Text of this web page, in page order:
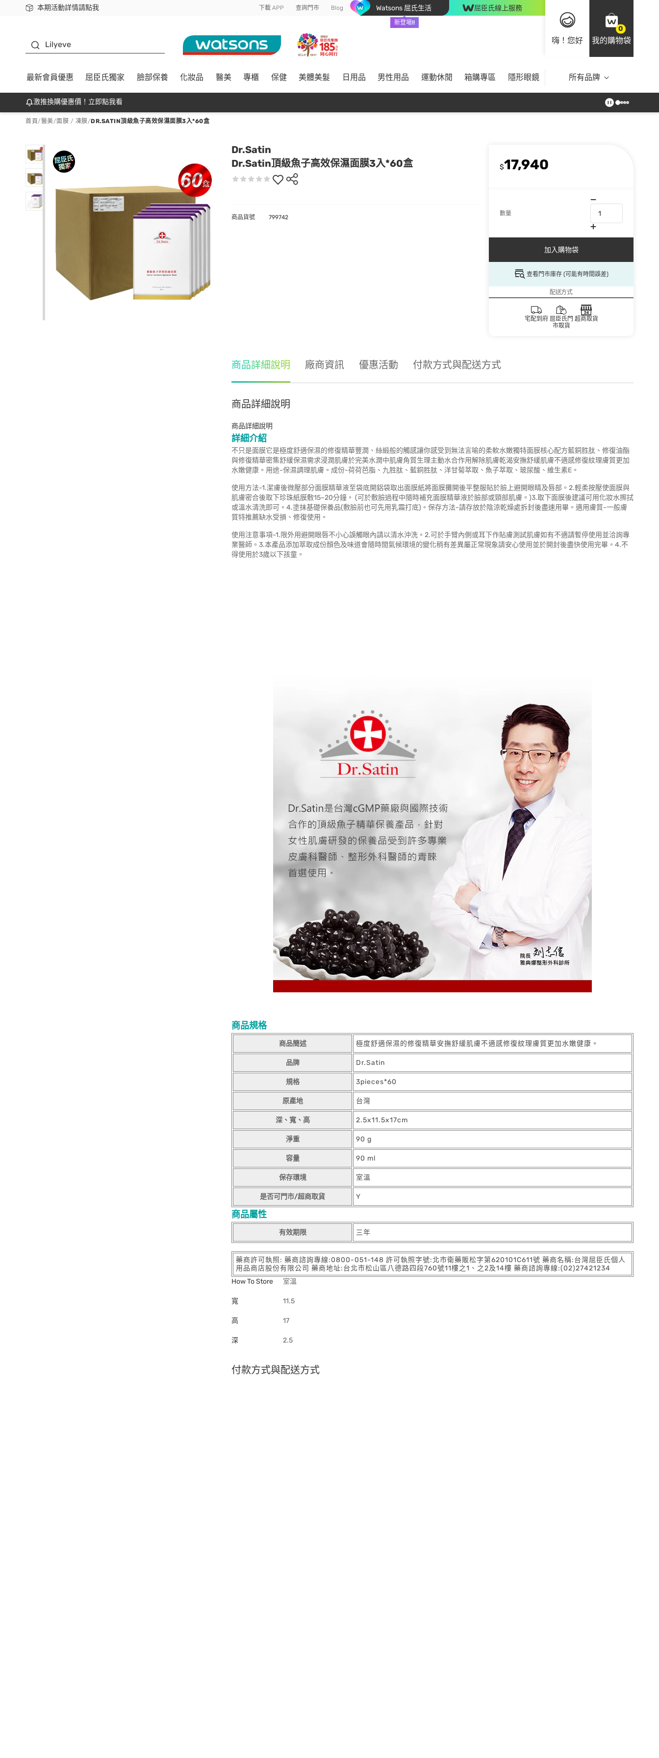
本期活動詳情請點我
下載app最高回饋$350 下載 APP 查詢門市 Blog Watsons 屈氏生活
新登場!!
屈臣氏線上服務
嗨！您好
0
我的購物袋
Lilyeve
最新會員優惠 屈臣氏獨家 臉部保養 化妝品 醫美 專櫃 保健 美體美髮 日用品 男性用品 運動休閒 箱購專區 隱形眼鏡 所有品牌
激推換購優惠價！立即點我看
首頁/醫美/面膜 / 凍膜/DR.SATIN頂級魚子高效保濕面膜3入*60盒
Dr.Satin
Dr.Satin頂級魚子高效保濕面膜3入*60盒
$17,940
數量
加入購物袋
查看門市庫存 (可能有時間誤差)
配送方式
宅配到府 屈臣氏門
市取貨
超商取貨
商品貨號 799742
商品詳細說明 廠商資訊 優惠活動 付款方式與配送方式
商品詳細說明
商品詳細說明
詳細介紹
不只是面膜它是極度舒適保濕的修復精華豐潤、絲緞般的觸感讓你感受到無法言喻的柔軟水嫩獨特面膜核心配方藍銅胜肽、修復油酯
與修復精華密集舒緩保濕需求浸潤肌膚於完美水潤中肌膚角質生理主動水合作用解除肌膚乾渴安撫舒緩肌膚不適感修復紋理膚質更加
水嫩健康。用途-保濕調理肌膚。成份-荷荷芭脂、九胜肽、藍銅胜肽、洋甘菊萃取、魚子萃取、玻尿酸、維生素E。
使用方法-1.潔膚後微壓部分面膜精華液至袋底開鋁袋取出面膜紙將面膜攤開後平整服貼於臉上避開眼睛及唇部。2.輕柔按壓使面膜與
肌膚密合後取下珍珠紙膜敷15~20分鐘。 (可於敷臉過程中隨時補充面膜精華液於臉部或頸部肌膚。)3.取下面膜後建議可用化妝水擦拭
或溫水清洗即可。4.塗抹基礎保養品(敷臉前也可先用乳霜打底)。保存方法-請存放於陰涼乾燥處拆封後盡速用畢。適用膚質-一般膚
質特推薦缺水受損、修復使用。
使用注意事項-1.限外用避開眼唇不小心誤觸眼內請以清水沖洗。2.可於手臂內側或耳下作貼膚測試肌膚如有不適請暫停使用並洽詢專
業醫師。3.本產品添加萃取成份顏色及味道會隨時間氣候環境的變化稍有差異屬正常現象請安心使用並於開封後盡快使用完畢。4.不
得使用於3歲以下孩童。
商品規格
商品簡述 極度舒適保濕的修復精華安撫舒緩肌膚不適感修復紋理膚質更加水嫩健康。
品牌 Dr.Satin
規格 3pieces*60
原產地 台灣
深、寬、高 2.5x11.5x17cm
淨重 90 g
容量 90 ml
保存環境 室溫
是否可門市/超商取貨 Y
商品屬性
有效期限 三年
藥商許可執照: 藥商諮詢專線:0800-051-148 許可執照字號:北市衛藥販松字第620101C611號 藥商名稱:台灣屈臣氏個人
用品商店股份有限公司 藥商地址:台北市松山區八德路四段760號11樓之1、之2及14樓 藥商諮詢專線:(02)27421234
How To Store
室溫
寬 11.5
高 17
深 2.5
付款方式與配送方式